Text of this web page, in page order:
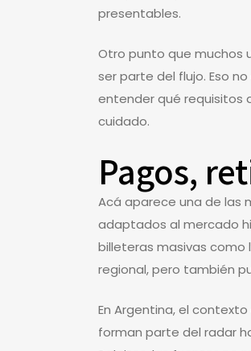
presentables.
Otro punto que muchos
ser parte del flujo. Eso
entender qué requisitos
cuidado.
Pagos,
Acá aparece una de las
adaptados al mercado
billeteras masivas como
regional, pero también
En Argentina, el
forman parte del radar